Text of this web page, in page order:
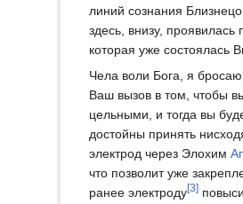
линий сознания
здесь, внизу, проявилась
которая уже состоялась
Чела воли Бога, я
Ваш вызов в том, чтобы
цельными, и тогда вы
достойны принять
электрод через Элохим
что позволит уже
ранее электроду[3]